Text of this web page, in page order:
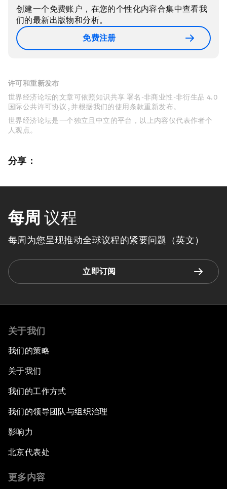
创建一个免费账户，在您的个性化内容合集中查看我
们的最新出版物和分析。
免费注册
许可和重新发布
世界经济论坛的文章可依照知识共享 署名-非商业性-非衍生品 4.0
国际公共许可协议 , 并根据我们的使用条款重新发布。
世界经济论坛是一个独立且中立的平台，以上内容仅代表作者个
人观点。
分享：
每周 议程
每周为您呈现推动全球议程的紧要问题（英文）
立即订阅
关于我们
我们的策略
关于我们
我们的工作方式
我们的领导团队与组织治理
影响力
北京代表处
更多内容